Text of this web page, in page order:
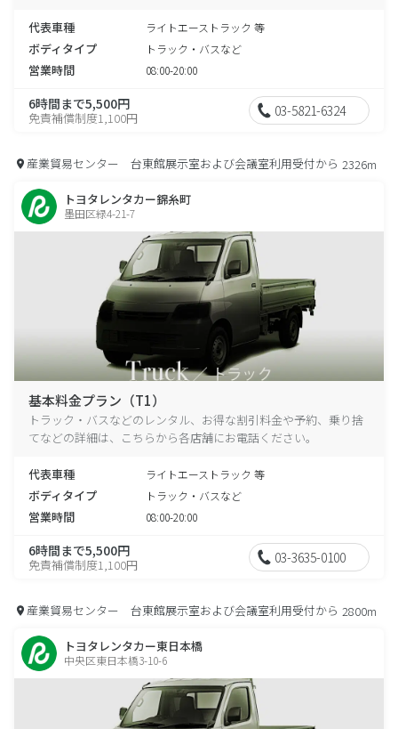
代表車種 ライトエーストラック 等
ボディタイプ トラック・バスなど
営業時間 08:00-20:00
6時間まで5,500円
免責補償制度1,100円 03-5821-6324
産業貿易センター 台東館展示室および会議室利用受付から 2326m
トヨタレンタカー錦糸町
墨田区緑4-21-7
基本料金プラン（T1）
トラック・バスなどのレンタル、お得な割引料金や予約、乗り捨
てなどの詳細は、こちらから各店舗にお電話ください。
代表車種 ライトエーストラック 等
ボディタイプ トラック・バスなど
営業時間 08:00-20:00
6時間まで5,500円
免責補償制度1,100円 03-3635-0100
産業貿易センター 台東館展示室および会議室利用受付から 2800m
トヨタレンタカー東日本橋
中央区東日本橋3-10-6